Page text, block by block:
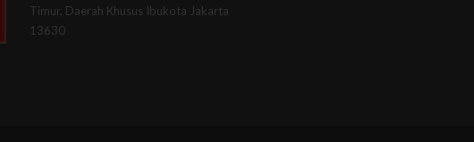
Timur, Daerah Khusus Ibukota Jakarta
13630